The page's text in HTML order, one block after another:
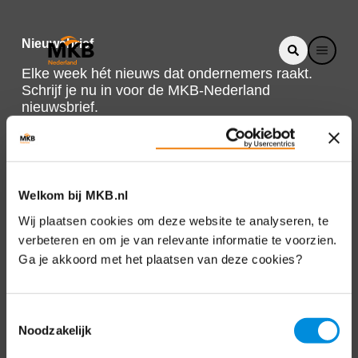
Welkom bij MKB.nl
Wij plaatsen cookies om deze website te analyseren, te
verbeteren en om je van relevante informatie te voorzien.
Ga je akkoord met het plaatsen van deze cookies?
Noodzakelijk
Nieuwsbrief
Elke week hét nieuws dat ondernemers raakt.
Schrijf je nu in voor de MKB-Nederland
nieuwsbrief.
Direct naar
Over ons
Bezuidenhoutseweg 12